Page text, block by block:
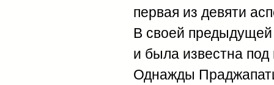
первая из девяти
В своей
и была известна
Однажды